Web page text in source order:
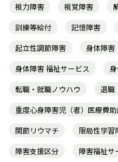
視力障害
視覚障害
訓練等給付
記憶障害
起立性調節障害
身体障害
身体障害 福祉サービス
転職・就職ノウハウ
退職
重度心身障害児（者）医療費
関節リウマチ
限局性学習
障害支援区分
障害福祉サ